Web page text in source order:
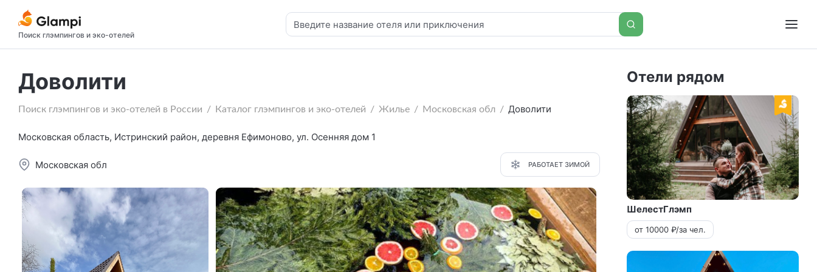
Поиск глэмпингов и эко-отелей
Доволити
Поиск глэмпингов и эко-отелей в России Каталог глэмпингов и эко-отелей Жилье Московская обл Доволити
Московская область, Истринский район, деревня Ефимоново, ул. Осенняя дом 1
Московская обл РАБОТАЕТ ЗИМОЙ
Отели рядом
ШелестГлэмп
от 10000 ₽/за чел.